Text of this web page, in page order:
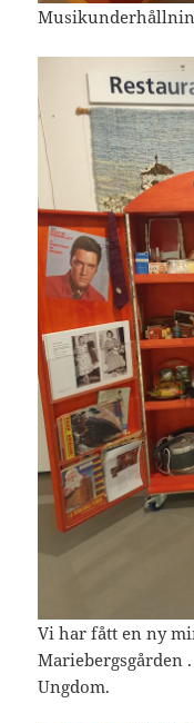
Vi har fått en ny
Mariebergsgården
Ungdom.